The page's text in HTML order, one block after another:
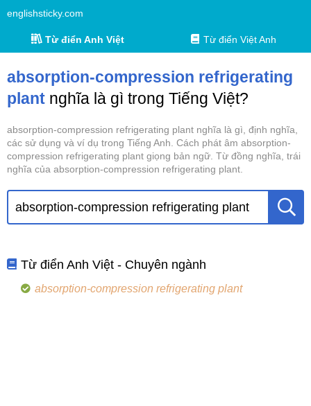
englishsticky.com
Từ điển Anh Việt Từ điển Việt Anh
absorption-compression refrigerating
plant nghĩa là gì trong Tiếng Việt?
absorption-compression refrigerating plant nghĩa là gì, định nghĩa,
các sử dụng và ví dụ trong Tiếng Anh. Cách phát âm absorption-
compression refrigerating plant giọng bản ngữ. Từ đồng nghĩa, trái
nghĩa của absorption-compression refrigerating plant.
Từ điển Anh Việt - Chuyên ngành
absorption-compression refrigerating plant